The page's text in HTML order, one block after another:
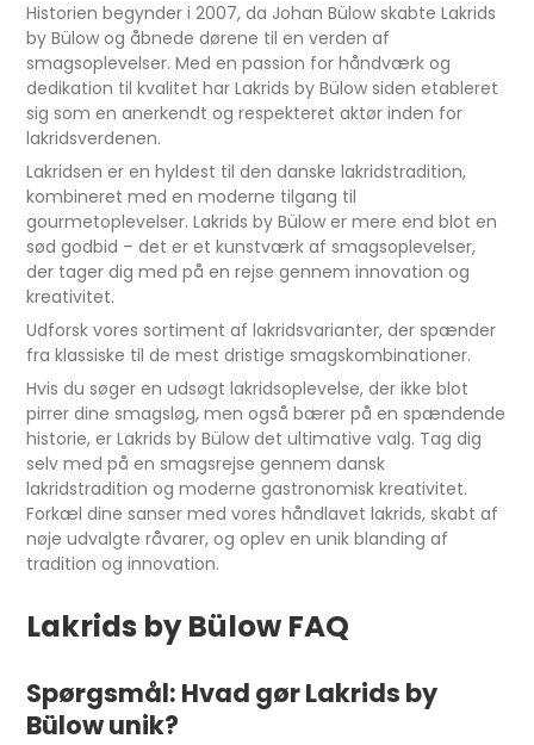
Historien begynder i 2007, da Johan Bülow skabte Lakrids
by Bülow og åbnede dørene til en verden af
smagsoplevelser. Med en passion for håndværk og
dedikation til kvalitet har Lakrids by Bülow siden etableret
sig som en anerkendt og respekteret aktør inden for
lakridsverdenen.
Lakridsen er en hyldest til den danske lakridstradition,
kombineret med en moderne tilgang til
gourmetoplevelser. Lakrids by Bülow er mere end blot en
sød godbid – det er et kunstværk af smagsoplevelser,
der tager dig med på en rejse gennem innovation og
kreativitet.
Udforsk vores sortiment af lakridsvarianter, der spænder
fra klassiske til de mest dristige smagskombinationer.
Hvis du søger en udsøgt lakridsoplevelse, der ikke blot
pirrer dine smagsløg, men også bærer på en spændende
historie, er Lakrids by Bülow det ultimative valg. Tag dig
selv med på en smagsrejse gennem dansk
lakridstradition og moderne gastronomisk kreativitet.
Forkæl dine sanser med vores håndlavet lakrids, skabt af
nøje udvalgte råvarer, og oplev en unik blanding af
tradition og innovation.
Lakrids by Bülow FAQ
Spørgsmål: Hvad gør Lakrids by
Bülow unik?